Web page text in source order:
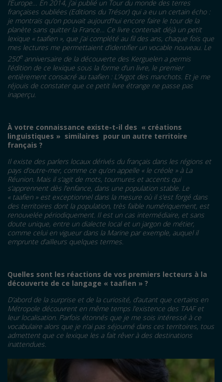
l’Europe… En 2014, j’ai publié un Tour du monde des terres
françaises oubliées (Editions du Trésor) qui a eu un certain écho :
je montrais qu’on pouvait aujourd’hui encore faire le tour de la
planète sans quitter la France… Ce livre contenait déjà un petit
lexique « taafien », que j’ai complété au fil des ans, chaque fois que
mes lectures me permettaient d’identifier un vocable nouveau. Le
250eanniversaire de la découverte des Kerguelen a permis
l’édition de ce lexique sous la forme d’un livre, le premier
entièrement consacré au taafien : L’Argot des manchots. Et je me
réjouis de constater que ce petit livre étrange ne passe pas
inaperçu.
À votre connaissance existe-t-il des « créations
linguistiques » similaires pour un autre territoire
français ?
Il existe des parlers locaux dérivés du français dans les régions et
pays d’outre-mer, comme ce qu’on appelle « le créole » àLa
Réunion. Mais il sagit de mots, tournures et accents qui
sapprennent dès l’enfance, dans une population stable. Le
« taafien »est exceptionnel dans la mesure oùil sest forgédans
des territoires dont la population, très faible numériquement, est
renouvelée périodiquement. Il est un cas intermédiaire, et sans
doute unique, entre un dialecte local et un jargon de métier,
comme celui en vigueur dans la Marine par exemple, auquel il
emprunte d’ailleurs quelques termes.
Quelles sont les réactions de vos premiers lecteurs à la
découverte de ce langage « taafien » ?
D’abord de la surprise et de la curiosité, d’autant que certains en
Métropole découvrent en même temps l’existence des TAAF et
leur localisation. Parfois étonnés que je me sois intéressé à ce
vocabulaire alors que je n’ai pas séjourné dans ces territoires, tous
admettent que ce lexique les a fait rêver à des destinations
inattendues.